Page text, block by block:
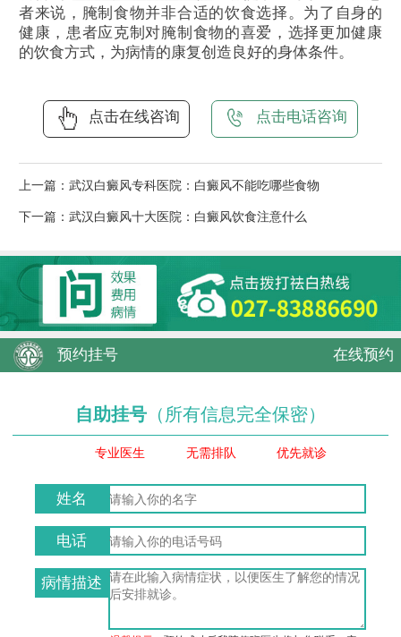
者来说，腌制食物并非合适的饮食选择。为了自身的
健康，患者应克制对腌制食物的喜爱，选择更加健康
的饮食方式，为病情的康复创造良好的身体条件。
点击在线咨询 点击电话咨询
上一篇： 武汉白癜风专科医院：白癜风不能吃哪些食物
下一篇： 武汉白癜风十大医院：白癜风饮食注意什么
预约挂号 在线预约
自助挂号 （所有信息完全保密）
专业医生 无需排队 优先就诊
姓名
电话
病情描述